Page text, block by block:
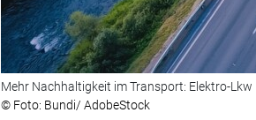
Mehr Nachhaltigkeit im Transport: Elektro-
© Foto: Bundi/ AdobeStock